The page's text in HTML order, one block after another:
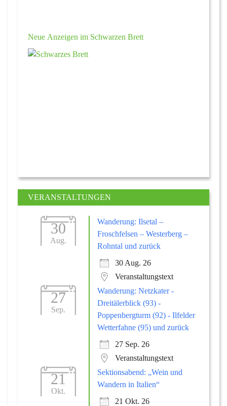
Neue Anzeigen im Schwarzen Brett
VERANSTALTUNGEN
30
Aug.
Wanderung: Ilsetal –
Froschfelsen – Westerberg –
Rohntal und zurück
30 Aug. 26
Veranstaltungstext
27
Sep.
Wanderung: Netzkater -
Dreitälerblick (93) -
Poppenbergturm (92) - Ilfelder
Wetterfahne (95) und zurück
27 Sep. 26
Veranstaltungstext
21
Okt.
Sektionsabend: „Wein und
Wandern in Italien“
21 Okt. 26